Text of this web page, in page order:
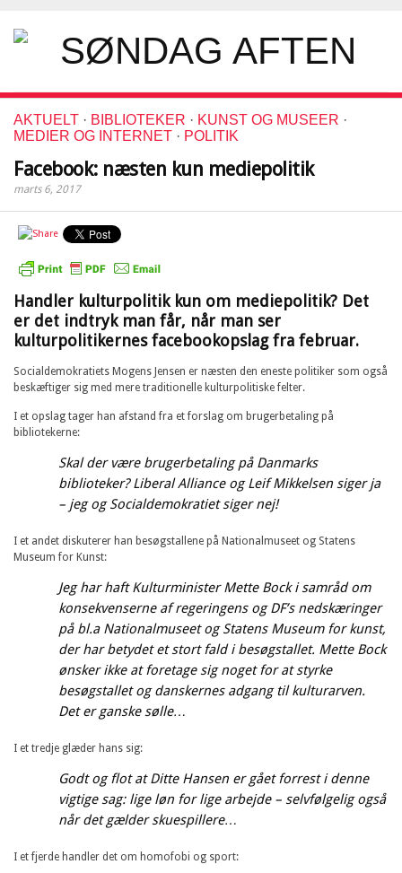
AKTUELT · BIBLIOTEKER · KUNST OG MUSEER ·
MEDIER OG INTERNET · POLITIK
Facebook: næsten kun mediepolitik
marts 6, 2017
Handler kulturpolitik kun om mediepolitik? Det
er det indtryk man får, når man ser
kulturpolitikernes facebookopslag fra februar.
Socialdemokratiets Mogens Jensen er næsten den eneste politiker som også
beskæftiger sig med mere traditionelle kulturpolitiske felter.
I et opslag tager han afstand fra et forslag om brugerbetaling på
bibliotekerne:
Skal der være brugerbetaling på Danmarks
biblioteker? Liberal Alliance og Leif Mikkelsen siger ja
– jeg og Socialdemokratiet siger nej!
I et andet diskuterer han besøgstallene på Nationalmuseet og Statens
Museum for Kunst:
Jeg har haft Kulturminister Mette Bock i samråd om
konsekvenserne af regeringens og DF’s nedskæringer
på bl.a Nationalmuseet og Statens Museum for kunst,
der har betydet et stort fald i besøgstallet. Mette Bock
ønsker ikke at foretage sig noget for at styrke
besøgstallet og danskernes adgang til kulturarven.
Det er ganske sølle…
I et tredje glæder hans sig:
Godt og flot at Ditte Hansen er gået forrest i denne
vigtige sag: lige løn for lige arbejde – selvfølgelig også
når det gælder skuespillere…
I et fjerde handler det om homofobi og sport: